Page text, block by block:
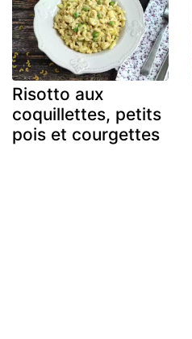
Risotto aux
coquillettes, petits
pois et courgettes